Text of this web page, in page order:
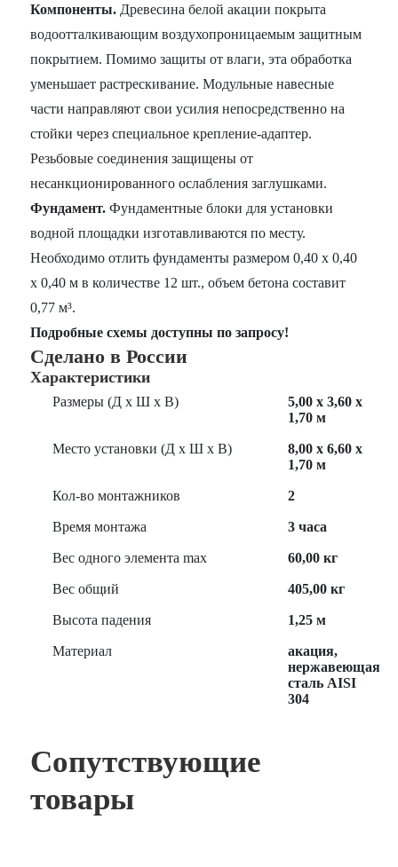
Компоненты. Древесина белой акации покрыта
водоотталкивающим воздухопроницаемым защитным
покрытием. Помимо защиты от влаги, эта обработка
уменьшает растрескивание. Модульные навесные
части направляют свои усилия непосредственно на
стойки через специальное крепление-адаптер.
Резьбовые соединения защищены от
несанкционированного ослабления заглушками.
Фундамент. Фундаментные блоки для установки
водной площадки изготавливаются по месту.
Необходимо отлить фундаменты размером 0,40 х 0,40
х 0,40 м в количестве 12 шт., объем бетона составит
0,77 м³.
Подробные схемы доступны по запросу!
Сделано в России
Характеристики
Размеры (Д х Ш х В)
5,00 х 3,60 х
1,70 м
Место установки (Д х Ш х В)
8,00 х 6,60 х
1,70 м
Кол-во монтажников 2
Время монтажа 3 часа
Вес одного элемента max 60,00 кг
Вес общий 405,00 кг
Высота падения 1,25 м
Материал
акация,
нержавеющая
сталь AISI
304
Сопутствующие
товары